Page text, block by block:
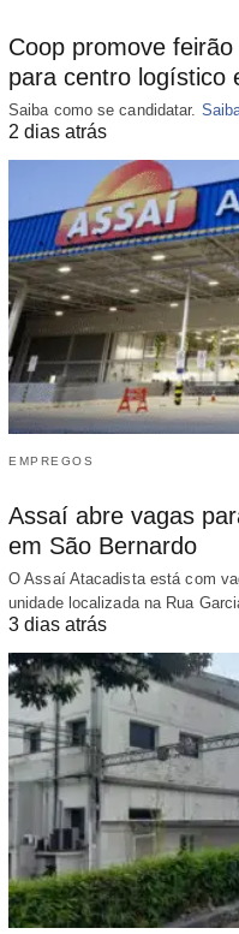
Coop promove
para centro logístico
Saiba como se candidatar.
2 dias atrás
EMPREGOS
Assaí abre vagas
em São Bernardo
O Assaí Atacadista está com
unidade localizada na Rua
3 dias atrás